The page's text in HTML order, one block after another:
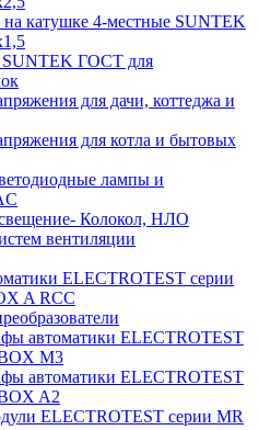
катушке 4-местные SUNTEK
SUNTEK ГОСТ для
для дачи, коттеджа и
для котла и бытовых
лампы и
Колокол, НЛО
вентиляции
ELECTROTEST серии
A RCC
автоматики ELECTROTEST
M3
автоматики ELECTROTEST
A2
ELECTROTEST серии MR